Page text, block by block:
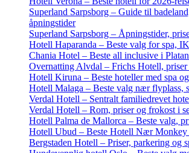
Superland Sarpsborg – Guide til
åpningstider
Superland Sarpsborg – Åpningstider,
Hotell Haparanda – Beste valg for spa,
Chania Hotel – Beste all inclusive i
Overnatting Alvdal – Frichs Hotell,
Hotell Kiruna – Beste hoteller med spa
Hotell Malaga – Beste valg nær flyplass,
Verdal Hotell – Sentralt familiedrevet
Verdal Hotell – Rom, priser og frokost i
Hotell Palma de Mallorca – Beste valg,
Hotell Ubud – Beste Hotell Nær Monkey
Bergstaden Hotell – Priser, parkering og